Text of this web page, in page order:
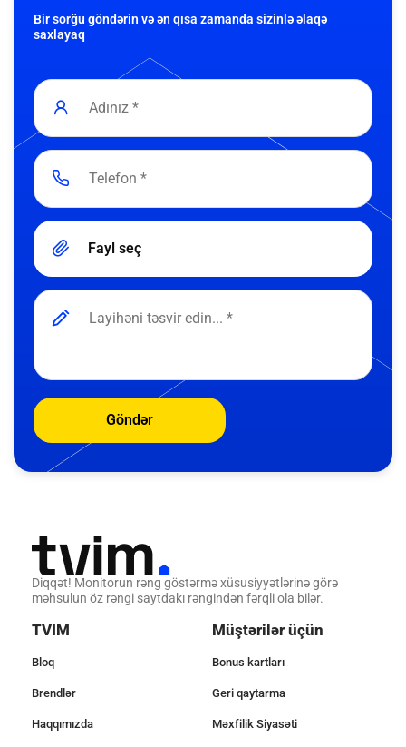
Bir sorğu göndərin və ən qısa zamanda sizinlə əlaqə
saxlayaq
Fayl seç
Göndər
Diqqət! Monitorun rəng göstərmə xüsusiyyətlərinə görə
məhsulun öz rəngi saytdakı rəngindən fərqli ola bilər.
TVIM
Bloq
Brendlər
Haqqımızda
Müştərilər üçün
Bonus kartları
Geri qaytarma
Məxfilik Siyasəti